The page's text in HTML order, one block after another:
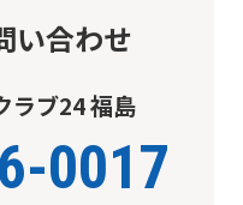
い合わせ
ラブ24 福島
0017